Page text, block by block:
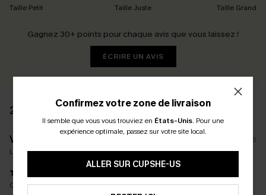
Taille Petit Taille Juste Taille Grand
Gagnez 30+ points pour chaque avis que vous laissez !
ÉCRIRE UN AVIS
2 AVIS
V****T
07/06/2026
La taille achetée:M
Confortable pantalon d été très fluide jolis motifs
Confirmez votre zone de livraison
Il semble que vous vous trouviez en États-Unis. Pour une
expérience optimale, passez sur votre site local.
ALLER SUR CUPSHE-US